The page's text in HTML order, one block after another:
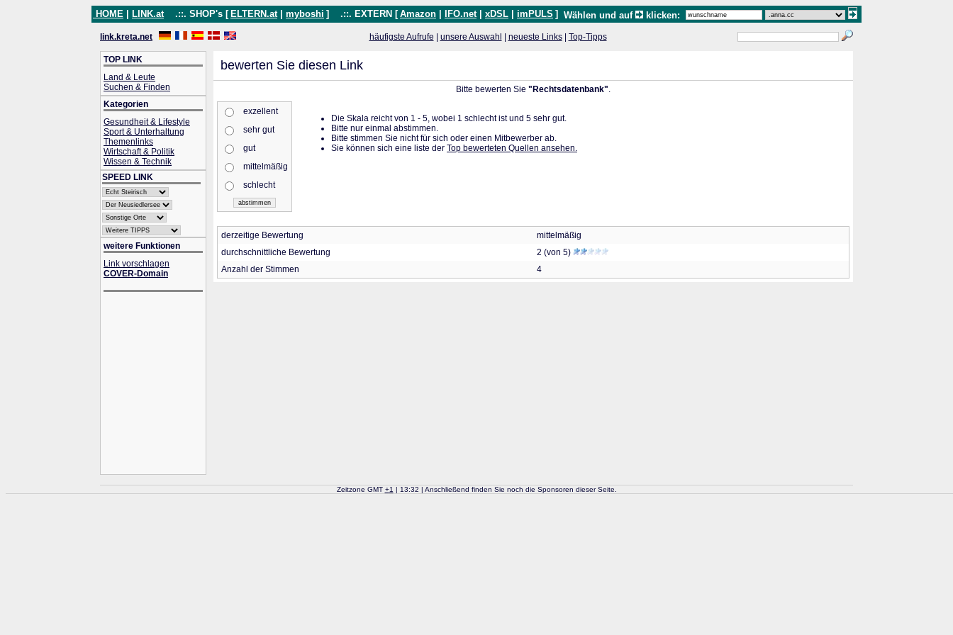
HOME LINK.at .::. SHOP's [ ELTERN.at myboshi ] .::. EXTERN [ Amazon IFO.net xDSL imPULS ] Wählen und auf klicken:
link.kreta.net häufigste Aufrufe unsere Auswahl neueste Links| Top-Tipps
TOP LINK
Land & Leute
Suchen & Finden
Kategorien
Gesundheit & Lifestyle
Sport & Unterhaltung
Themenlinks
Wirtschaft & Politik
Wissen & Technik
SPEED LINK
weitere Funktionen
Link vorschlagen
COVER-Domain
bewerten Sie diesen Link
Bitte bewerten Sie "Rechtsdatenbank".
exzellent
sehr gut
gut
mittelmäßig
schlecht
Die Skala reicht von 1 - 5, wobei 1 schlecht ist und 5 sehr gut.
Bitte nur einmal abstimmen.
Bitte stimmen Sie nicht für sich oder einen Mitbewerber ab.
Sie können sich eine liste der Top bewerteten Quellen ansehen.
derzeitige Bewertung
mittelmäßig
durchschnittliche Bewertung
2 (von 5)
Anzahl der Stimmen
4
Zeitzone GMT +1 | 13:32 | Anschließend finden Sie noch die Sponsoren dieser Seite.